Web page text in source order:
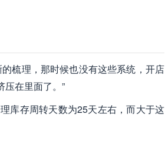
梳理，那时候也没有这些系统，开店
在里面了。”
库存周转天数为25天左右，而大于这